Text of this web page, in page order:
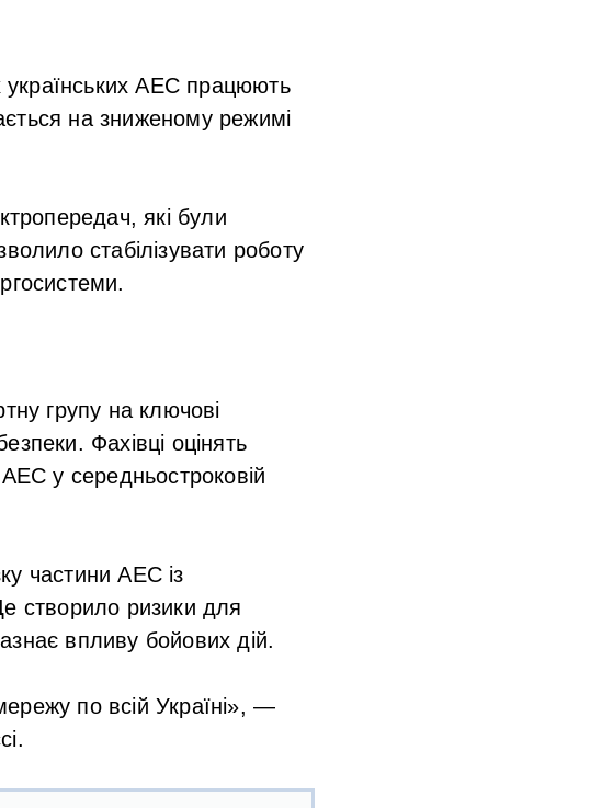
АЕС працюють
на зниженому режимі
які були
стабілізувати роботу
групу на ключові
Фахівці оцінять
у середньостроковій
частини АЕС із
створило ризики для
впливу бойових дій.
по всій Україні», —